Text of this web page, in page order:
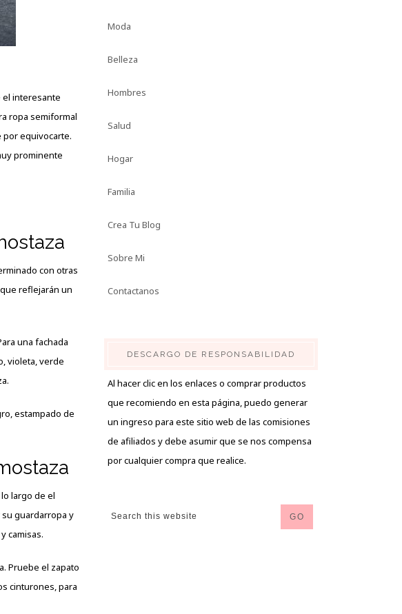
el interesante
ropa semiformal
por equivocarte.
prominente
con otras
reflejarán un
una fachada
violeta, verde
estampado de
largo de el
guardarropa y
camisas.
Pruebe el zapato
cinturones, para
Moda
Belleza
Hombres
Salud
Hogar
Familia
Crea Tu Blog
Sobre Mi
Contactanos
DESCARGO DE RESPONSABILIDAD
Al hacer clic en los enlaces o comprar productos
que recomiendo en esta página, puedo generar
un ingreso para este sitio web de las comisiones
de afiliados y debe asumir que se nos compensa
por cualquier compra que realice.